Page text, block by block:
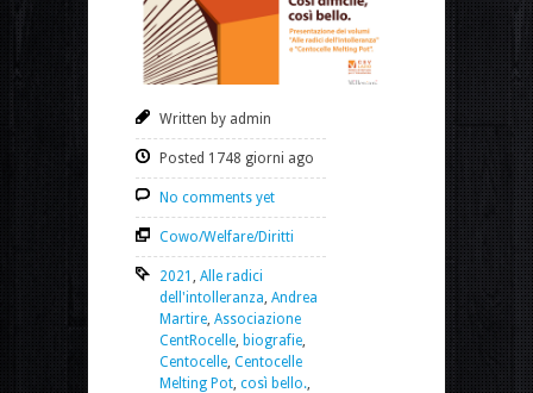
Written by admin
Posted 1748 giorni ago
No comments yet
Cowo/Welfare/Diritti
2021
Alle radici
dell'intolleranza Andrea
Martire Associazione
CentRocelle biografie
Centocelle Centocelle
Melting Pot così bello.